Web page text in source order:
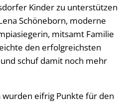
Kinder zu unterstützen
Schöneborn, moderne
mitsamt Familie
den erfolgreichsten
schuf damit noch mehr
eifrig Punkte für den